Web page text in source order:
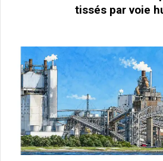
tissés par voie